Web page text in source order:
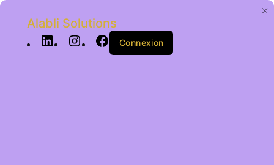
Alabli Solutions
Connexion